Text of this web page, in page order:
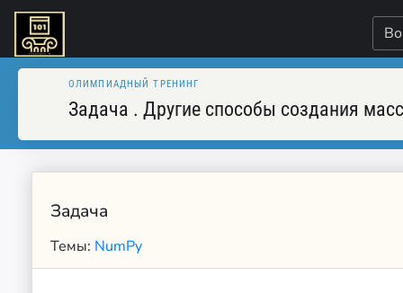
ОЛИМПИАДНЫЙ ТРЕНИНГ
Задача . Другие способы создания
Задача
Темы: NumPy